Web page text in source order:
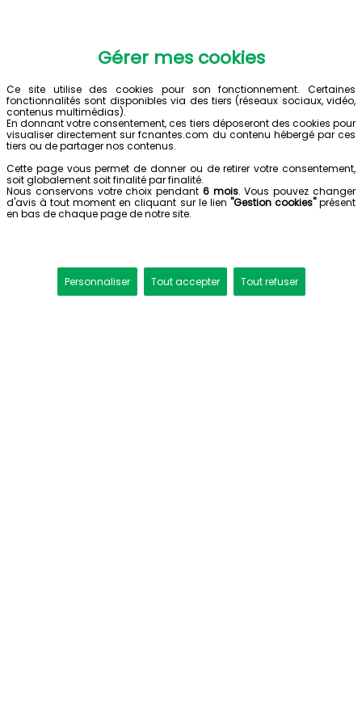
Gérer mes cookies
Ce site utilise des cookies pour son fonctionnement. Certaines
fonctionnalités sont disponibles via des tiers (réseaux sociaux, vidéo,
contenus multimédias).
En donnant votre consentement, ces tiers déposeront des cookies pour
visualiser directement sur fcnantes.com du contenu hébergé par ces
tiers ou de partager nos contenus.
Cette page vous permet de donner ou de retirer votre consentement,
soit globalement soit finalité par finalité.
Nous conservons votre choix pendant 6 mois. Vous pouvez changer
d'avis à tout moment en cliquant sur le lien "Gestion cookies"présent
en bas de chaque page de notre site.
Personnaliser Tout accepter Tout refuser